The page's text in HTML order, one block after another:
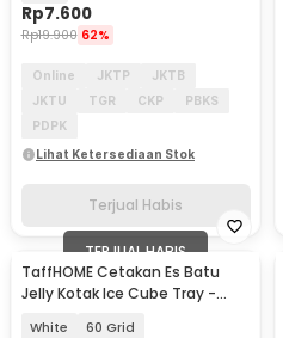
Rp7.600
Rp19.900 62%
Online JKTP
JKTB
JKTU
TGR CKP
PBKS
PDPK
Lihat Ketersediaan Stok
Terjual Habis
TERJUAL HABIS
TaffHOME Cetakan Es Batu
Jelly Kotak Ice Cube Tray -
White 60 Grid